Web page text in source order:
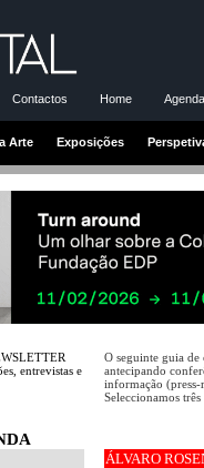
Contactos Home
Arte Exposições
entrevistas e
O seguinte guia
antecipando
informação (press-
Seleccionamos
ÁLVARO